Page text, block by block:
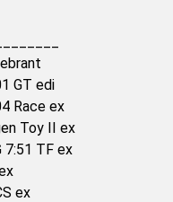
GT edi
Race ex
Toy II ex
7:51 TF ex
ex